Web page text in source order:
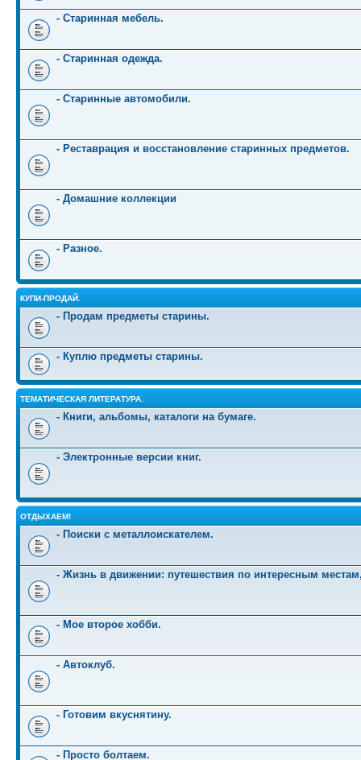
- Старинная мебель.
- Старинная одежда.
- Старинные автомобили.
- Реставрация и восстановление старинных предметов.
- Домашние коллекции
- Разное.
КУПИ-ПРОДАЙ.
- Продам предметы старины.
- Куплю предметы старины.
ТЕМАТИЧЕСКАЯ ЛИТЕРАТУРА.
- Книги, альбомы, каталоги на бумаге.
- Электронные версии книг.
ОТДЫХАЕМ!
- Поиски с металлоискателем.
- Жизнь в движении: путешествия по интересным
- Мое второе хобби.
- Автоклуб.
- Готовим вкуснятину.
- Просто болтаем.